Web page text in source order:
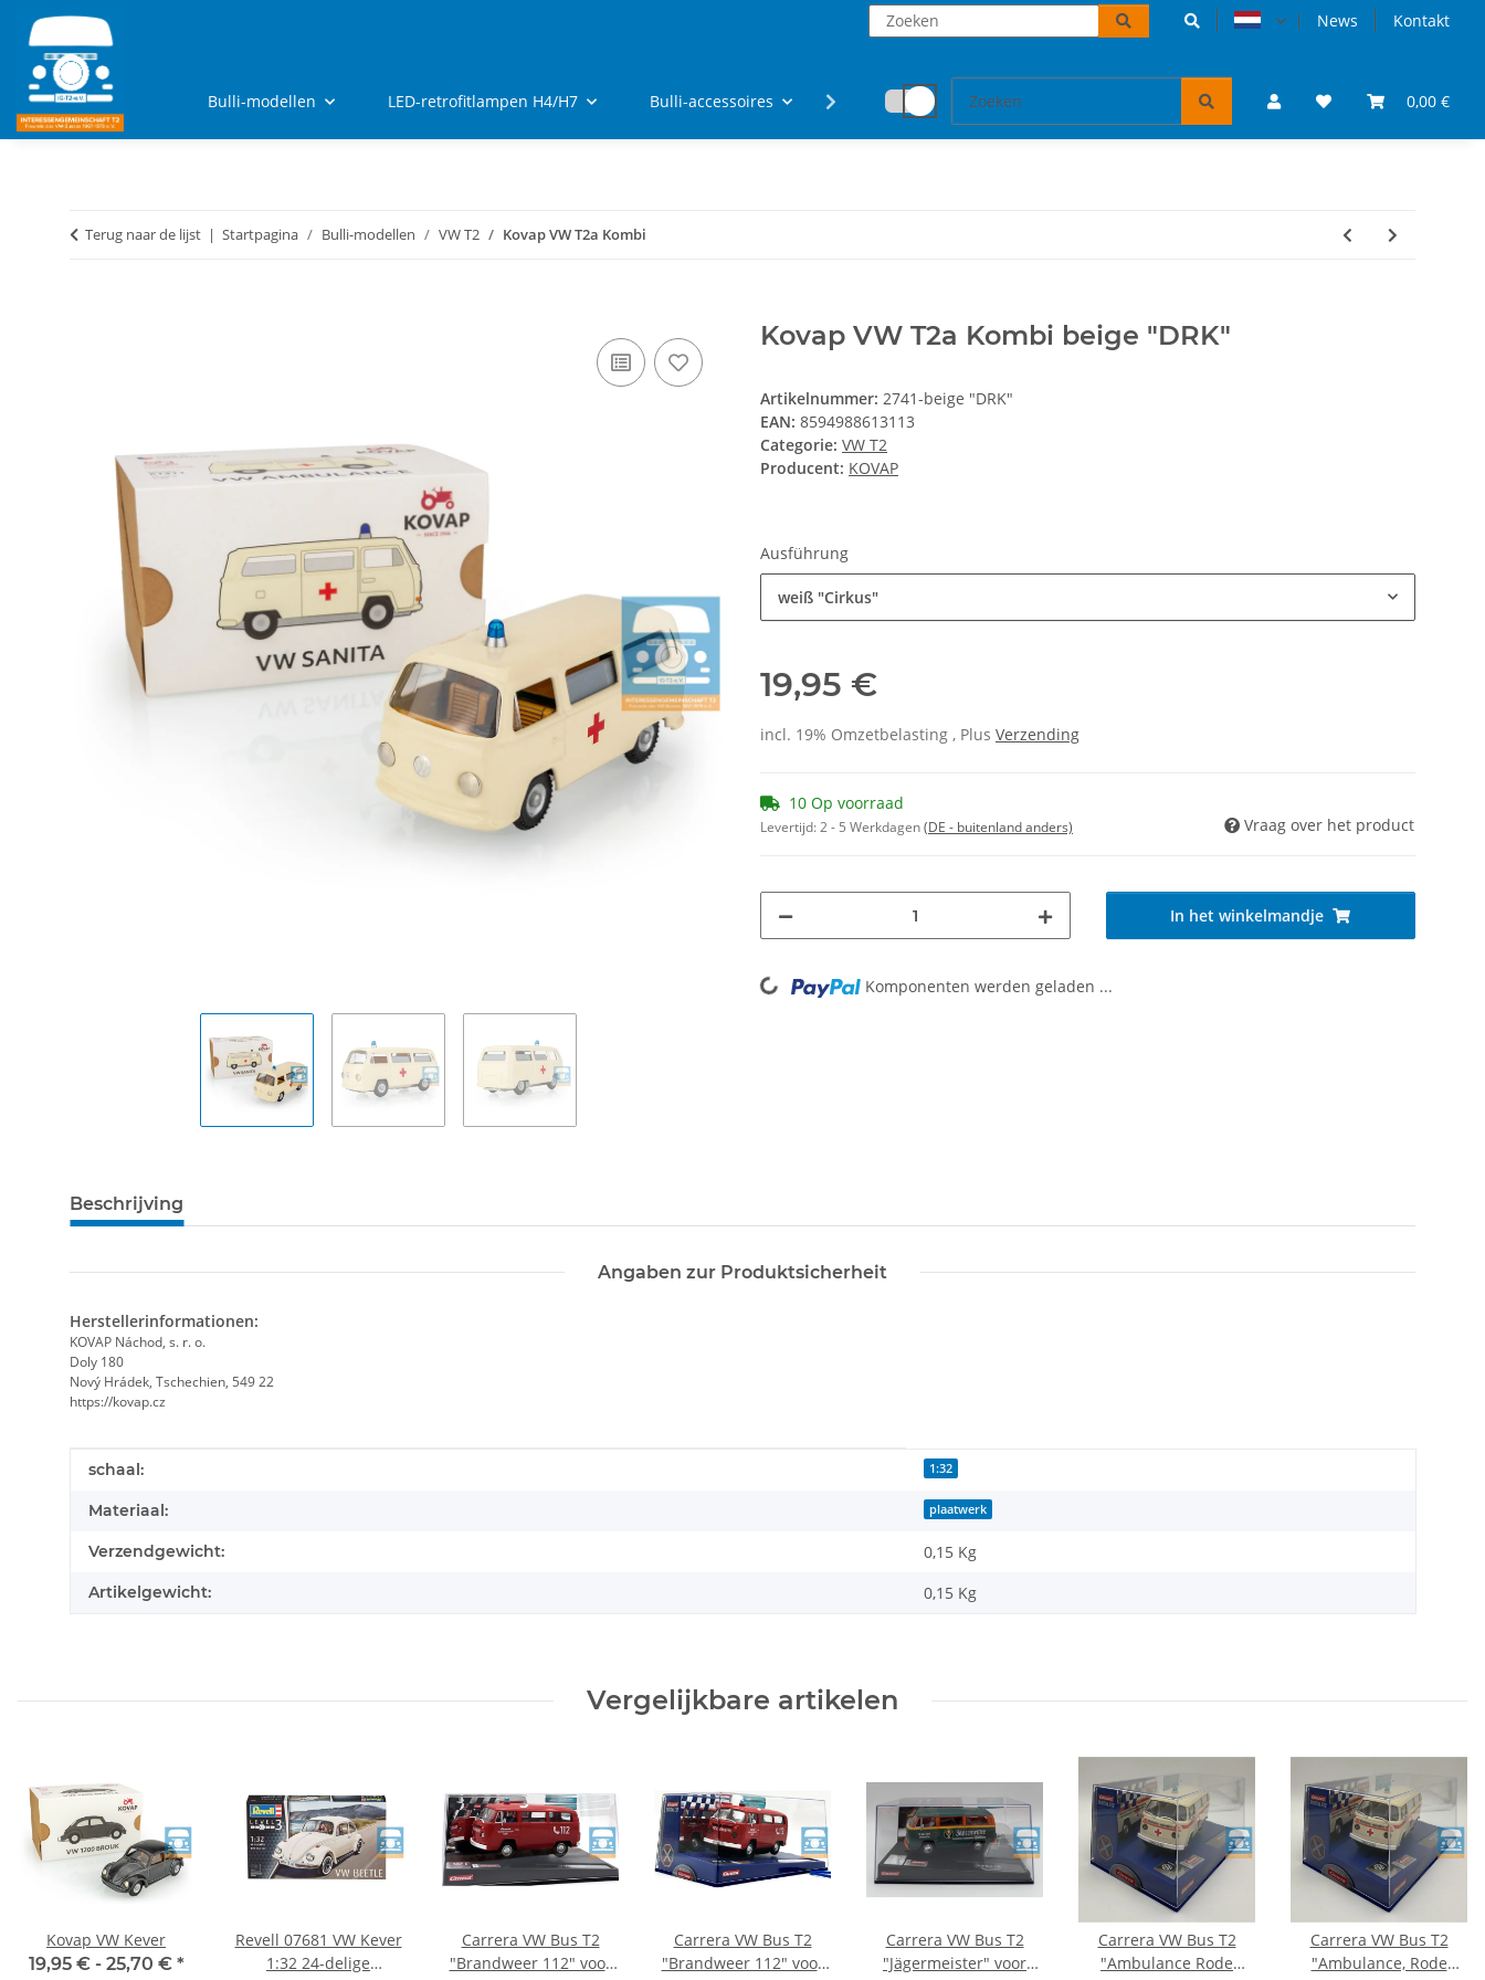
News Kontakt
0,00 €
Bulli-modellen LED-retrofitlampen H4/H7 Bulli-accessoires fanartikelen Accessoires VW Bulli-puzzels & boeken
Terug naar de lijst Startpagina Bulli-modellen VW T2 Kovap VW T2a Kombi
Kovap VW T2a Kombi beige "DRK"
Artikelnummer: 2741-beige "DRK"
EAN: 8594988613113
Categorie: VW T2
Producent: KOVAP
Ausführung
weiß "Cirkus"
19,95 €
incl. 19% Omzetbelasting , Plus Verzending
10 Op voorraad
Levertijd:2 - 5 Werkdagen(DE - buitenland anders) Vraag over het product
In het winkelmandje
Loading... Komponenten werden geladen ...
Beschrijving
Angaben zur Produktsicherheit
Herstellerinformationen:
KOVAP Náchod, s. r. o.
Doly 180
Nový Hrádek, Tschechien, 549 22
https://kovap.cz
#productDetails.itemInformation#
#productDetails.itemValue#
schaal: 1:32
Materiaal: plaatwerk
Verzendgewicht: 0,15 Kg
Artikelgewicht: 0,15 Kg
Vergelijkbare artikelen
Kovap VW Kever
19,95 € - 25,70 € *
Revell 07681 VW Kever
1:32 24-delige
Carrera VW Bus T2
"Brandweer 112" voor
Carrera VW Bus T2
"Brandweer 112" voor
Carrera VW Bus T2
"Jägermeister" voor
Carrera VW Bus T2
"Ambulance Rode
Carrera VW Bus T2
"Ambulance, Rode